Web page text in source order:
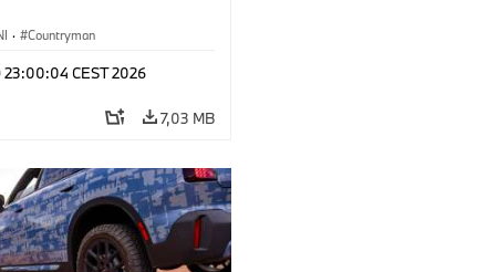
· Countryman
23:00:04 CEST 2026
7,03 MB